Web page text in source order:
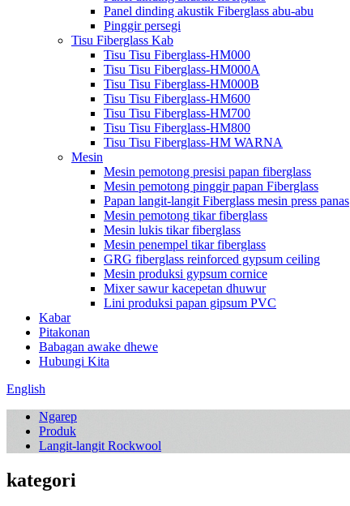
Panel dinding akustik Fiberglass abu-abu
Pinggir persegi
Tisu Fiberglass Kab
Tisu Tisu Fiberglass-HM000
Tisu Tisu Fiberglass-HM000A
Tisu Tisu Fiberglass-HM000B
Tisu Tisu Fiberglass-HM600
Tisu Tisu Fiberglass-HM700
Tisu Tisu Fiberglass-HM800
Tisu Tisu Fiberglass-HM WARNA
Mesin
Mesin pemotong presisi papan fiberglass
Mesin pemotong pinggir papan Fiberglass
Papan langit-langit Fiberglass mesin press panas
Mesin pemotong tikar fiberglass
Mesin lukis tikar fiberglass
Mesin penempel tikar fiberglass
GRG fiberglass reinforced gypsum ceiling
Mesin produksi gypsum cornice
Mixer sawur kacepetan dhuwur
Lini produksi papan gipsum PVC
Kabar
Pitakonan
Babagan awake dhewe
Hubungi Kita
English
Ngarep
Produk
Langit-langit Rockwool
kategori